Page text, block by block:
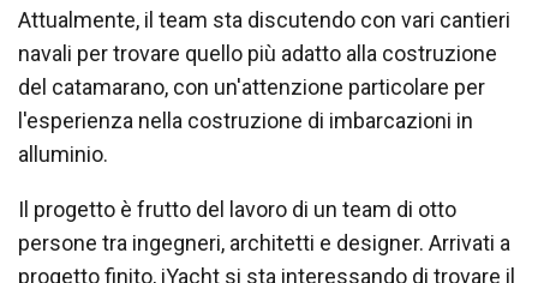
Attualmente, il team sta discutendo con vari cantieri
navali per trovare quello più adatto alla costruzione
del catamarano, con un'attenzione particolare per
l'esperienza nella costruzione di imbarcazioni in
alluminio.
Il progetto è frutto del lavoro di un team di otto
persone tra ingegneri, architetti e designer. Arrivati a
progetto finito, iYacht si sta interessando di trovare il